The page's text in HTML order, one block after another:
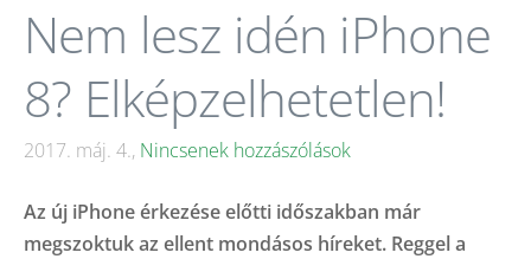
Nem lesz idén iPhone
8? Elképzelhetetlen!
2017. máj. 4., Nincsenek hozzászólások
Az új iPhone érkezése előtti időszakban már
megszoktuk az ellent mondásos híreket. Reggel a